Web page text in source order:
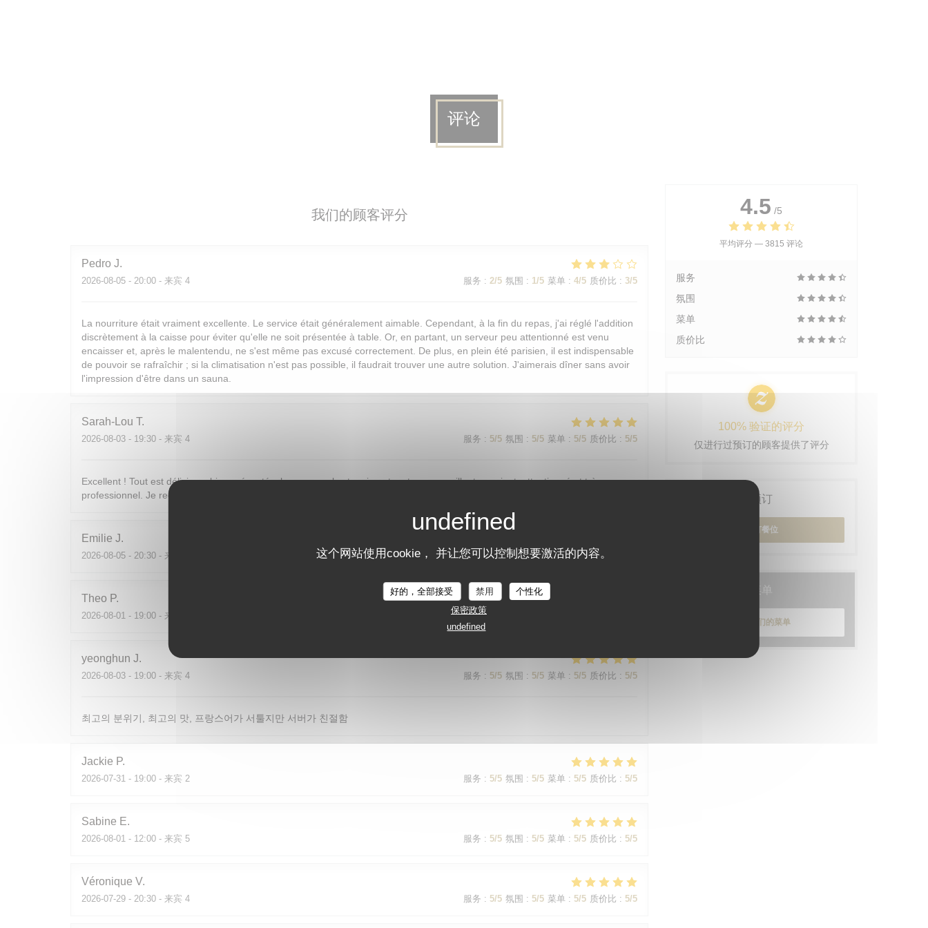
这个网站使用cookie， 并让您可以控制想要激活的内容。
好的，全部接受 禁用
个性化
保密政策
undefined
评论
我们的顾客评分
Pedro J
2026-08-05 - 20:00 - 来宾 4 服务 : 2/5 氛围 : 1/5 菜单 : 4/5 质价比 : 3/5
La nourriture était vraiment excellente. Le service était généralement aimable. Cependant, à la fin du repas, j'ai réglé l'addition
discrètement à la caisse pour éviter qu'elle ne soit présentée à table. Or, en partant, un serveur peu attentionné est venu
encaisser et, après le malentendu, ne s'est même pas excusé correctement. De plus, en plein été parisien, il est indispensable
de pouvoir se rafraîchir ; si la climatisation n'est pas possible, il faudrait trouver une autre solution. J'aimerais dîner sans avoir
l'impression d'être dans un sauna.
Sarah-Lou T
2026-08-03 - 19:30 - 来宾 4 服务 : 5/5 氛围 : 5/5 菜单 : 5/5 质价比 : 5/5
Excellent ! Tout est délicieux, bien présentés, le personnel est vraiment au top : accueillant, souriant, attentionné et très
professionnel. Je recommande sans hésiter !
Emilie J
2026-08-05 - 20:30 - 来宾 2 服务 : 5/5 氛围: 5/5 菜单: 5/5 质价比
Theo P
2026-08-01 - 19:00 - 来宾 2 服务:
yeonghun J
2026-08-03 - 19:00 - 来宾 4 服务 : 5/5 氛围 : 5/5 菜单 : 5/5 质价比 : 5/5
최고의 분위기, 최고의 맛, 프랑스어가 서툴지만 서버가 친절함
Jackie P
2026-07-31 - 19:00 - 来宾 2 服务 : 5/5 氛围 : 5/5 菜单 : 5/5 质价比 : 5/5
Sabine E
2026-08-01 - 12:00 - 来宾 5 服务 : 5/5 氛围 : 5/5 菜单 : 5/5 质价比 : 5/5
Véronique V
2026-07-29 - 20:30 - 来宾 4 服务 : 5/5 氛围 : 5/5 菜单 : 5/5 质价比 : 5/5
4.5 /5
平均评分 — 3815 评论
服务
氛围
菜单
质价比
100% 验证的评分
仅进行过预订的顾客提供了评分
预订
预订餐位
菜单
发现我们的菜单